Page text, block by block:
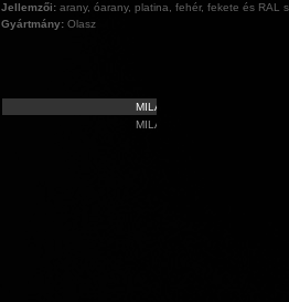
Jellemzői: arany, óarany, platina, fehér, fekete és RAL
Gyártmány: Olasz
MILANO
MILANO